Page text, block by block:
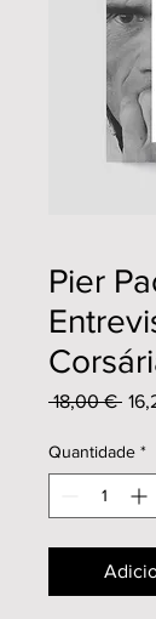
Pier
18,00 €
Quantidade *